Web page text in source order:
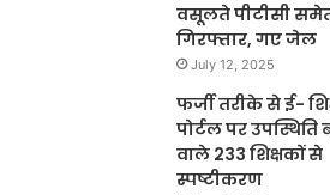
वसूलते पीटीसी
गिरफ्तार, गए जेल
July 12, 2025
फर्जी तरीके से ई-
पोर्टल पर उपस्थिति
वाले 233 शिक्षकों से
स्पष्टीकरण